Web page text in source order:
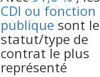
CDI ou fonction
publique sont le
statut/type de
contrat le plus
représenté